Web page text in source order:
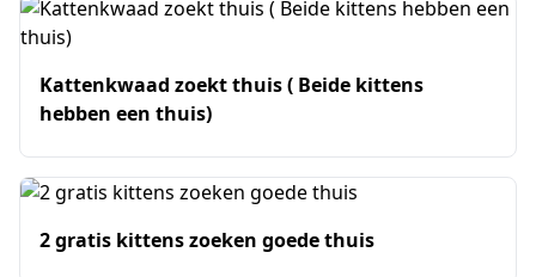
Kattenkwaad zoekt thuis ( Beide kittens
hebben een thuis)
2 gratis kittens zoeken goede thuis